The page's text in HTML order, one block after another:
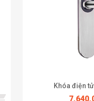
Khóa điện
khoá cửa mật mã lại
năng báo động khi có
là phương thức “đầu tư lâu